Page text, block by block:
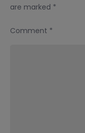
are marked *
Comment *